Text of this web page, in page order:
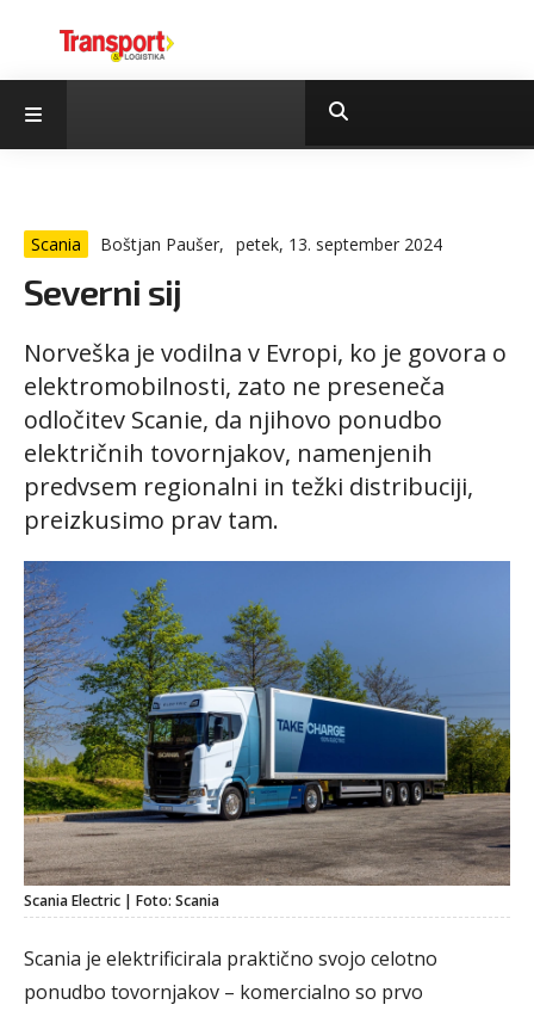
Scania Boštjan Paušer, petek, 13. september 2024
Severni sij
Norveška je vodilna v Evropi, ko je govora o
elektromobilnosti, zato ne preseneča
odločitev Scanie, da njihovo ponudbo
električnih tovornjakov, namenjenih
predvsem regionalni in težki distribuciji,
preizkusimo prav tam.
Scania Electric | Foto: Scania
Scania je elektrificirala praktično svojo celotno
ponudbo tovornjakov – komercialno so prvo